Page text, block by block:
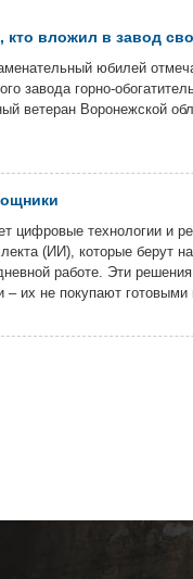
кто вложил в завод
юбилей
завода горно-
ветеран Воронежской
цифровые технологии и
(ИИ), которые берут
работе. Эти
– их не покупают готовыми
на предприятии с